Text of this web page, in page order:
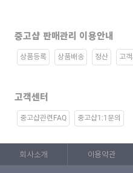
중고샵 판매관리 이용안내
상품등록 상품배송 정산 고
고객센터
중고샵관련FAQ 중고샵1:1문의
회사소개 이용약관